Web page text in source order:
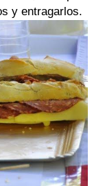
y entragarlos.